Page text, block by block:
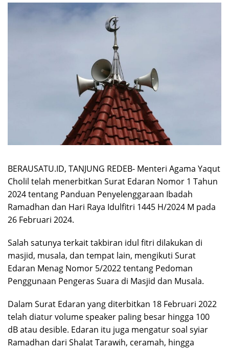
BERAUSATU.ID, TANJUNG REDEB- Menteri Agama Yaqut
Cholil telah menerbitkan Surat Edaran Nomor 1 Tahun
2024 tentang Panduan Penyelenggaraan Ibadah
Ramadhan dan Hari Raya Idulfitri 1445 H/2024 M pada
26 Februari 2024.
Salah satunya terkait takbiran idul fitri dilakukan di
masjid, musala, dan tempat lain, mengikuti Surat
Edaran Menag Nomor 5/2022 tentang Pedoman
Penggunaan Pengeras Suara di Masjid dan Musala.
Dalam Surat Edaran yang diterbitkan 18 Februari 2022
telah diatur volume speaker paling besar hingga 100
dB atau desible. Edaran itu juga mengatur soal syiar
Ramadhan dari Shalat Tarawih, ceramah, hingga